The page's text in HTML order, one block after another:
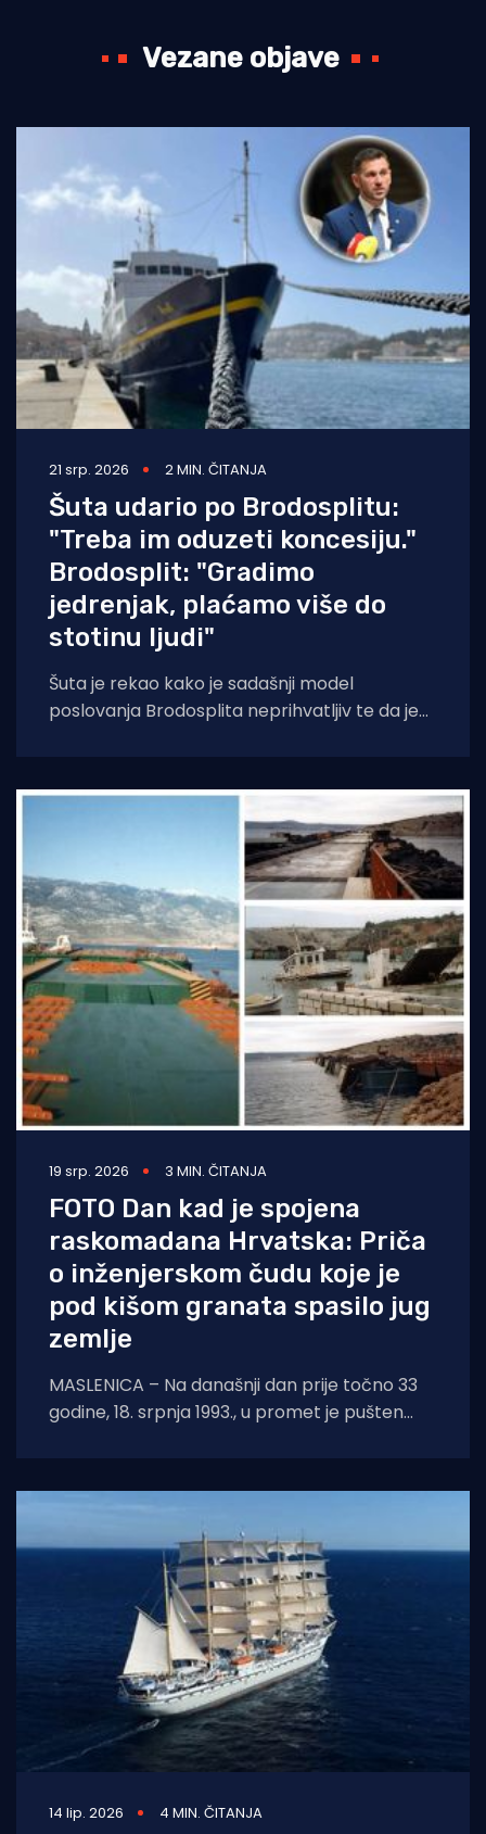
Vezane objave
21 srp. 2026 2 MIN. ČITANJA
Šuta udario po Brodosplitu:
"Treba im oduzeti koncesiju."
Brodosplit: "Gradimo
jedrenjak, plaćamo više do
stotinu ljudi"
Šuta je rekao kako je sadašnji model
poslovanja Brodosplita neprihvatljiv te da je
19 srp. 2026 3 MIN. ČITANJA
FOTO Dan kad je spojena
raskomadana Hrvatska: Priča
o inženjerskom čudu koje je
pod kišom granata spasilo jug
zemlje
MASLENICA – Na današnji dan prije točno 33
godine, 18. srpnja 1993., u promet je pušten
14 lip. 2026 4 MIN. ČITANJA